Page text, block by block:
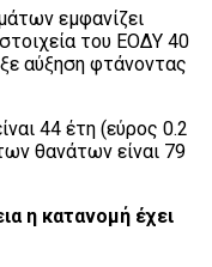
εμφανίζει
του ΕΟΔΥ 40
αύξηση φτάνοντας
44 έτη (εύρος 0.2
θανάτων είναι 79
η κατανομή έχει